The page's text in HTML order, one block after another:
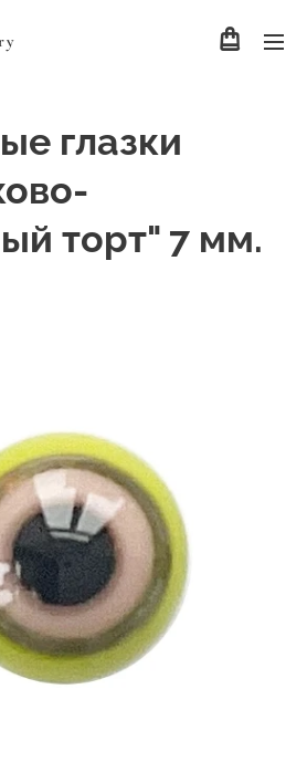
глазки
торт" 7 мм.